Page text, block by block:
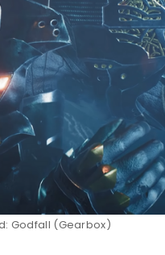
Godfall (Gearbox)